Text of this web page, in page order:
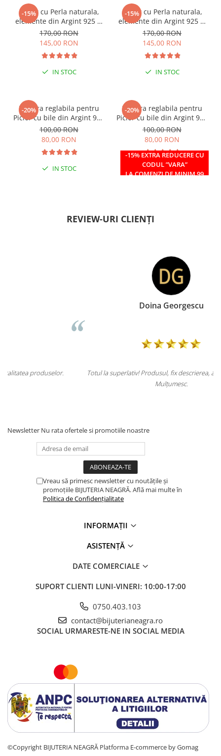
-15%
Colier cu Perla naturala,
elemente din Argint 925 si
margele Miyuki, multicolor
170,00 RON
145,00 RON
IN STOC
-15%
Colier cu Perla naturala,
elemente din Argint 925 si
margele Miyuki, verde/kiwi
170,00 RON
145,00 RON
IN STOC
-20%
Bratara reglabila pentru
Picior cu bile din Argint 925
si margele Miyuki rosii
100,00 RON
80,00 RON
IN STOC
-20%
-15% EXTRA REDUCERE CU
CODUL ”VARA”
LA COMENZI DE MINIM 99
Bratara reglabila pentru
Picior cu bile din Argint 925
si margele Miyuki verzi
100,00 RON
80,00 RON
IN STOC
REVIEW-URI CLIENȚI
Doina Georgescu
Totul la superlativ! Produsul, fix descrierea, ambalaj, livrare.
Newsletter Nu rata ofertele si promotiile noastre
Vreau să primesc newsletter cu noutățile și
promoțiile BIJUTERIA NEAGRĂ. Află mai multe în
Politica de Confidențialitate
INFORMAȚII
ASISTENȚĂ
DATE COMERCIALE
SUPORT CLIENTI LUNI-VINERI: 10:00-17:00
0750.403.103
contact@bijuterianeagra.ro
SOCIAL URMARESTE-NE IN SOCIAL MEDIA
©Copyright BIJUTERIA NEAGRĂ Platforma E-commerce by Gomag